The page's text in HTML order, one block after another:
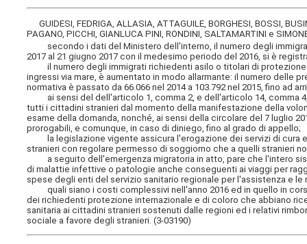
GUIDESI, FEDRIGA, ALLASIA, ATTAGUILE, BORGHESI, BOSSI,
PAGANO, PICCHI, GIANLUCA PINI, RONDINI, SALTAMARTINI e
secondo i dati del Ministero dell'interno, il numero degli
2017 al 21 giugno 2017 con il medesimo periodo del 2016, si è
il numero degli immigrati richiedenti asilo o titolari di protezione
ingressi via mare, è aumentato in modo allarmante: il numero delle
normativa è passato da 66.066 nel 2014 a 103.792 nel 2015, fino ad
ai sensi del dell'articolo 1, comma 2, e dell'articolo 14, comma
tutti i cittadini stranieri dal momento della manifestazione della
esame della domanda, nonché, ai sensi della circolare del 7 luglio
prorogabili, e comunque, in caso di diniego, fino al grado di appello;
la legislazione vigente assicura l'erogazione dei servizi di cura e
stranieri con regolare permesso di soggiorno che a quelli stranieri
a seguito dell'emergenza migratoria in atto, pare che l'intero
di malattie infettive o patologie anche conseguenti ai viaggi per
spese degli enti del servizio sanitario regionale per l'assistenza e
quali siano i costi complessivi nell'anno 2016 ed in quello in
dei richiedenti protezione internazionale e di coloro che abbiano
sanitaria ai cittadini stranieri sostenuti dalle regioni ed i relativi
sociale a favore degli stranieri. (3-03190)